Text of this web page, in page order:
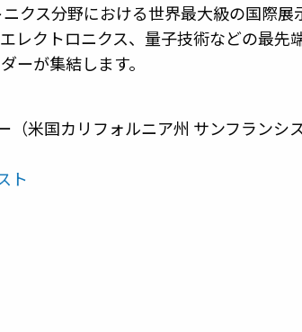
クス分野における世界最大級の国際展
レクトロニクス、量子技術などの最先
ーが集結します。
米国カリフォルニア州 サンフランシス
ト